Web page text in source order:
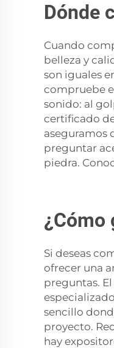
Dónde
Cuando
belleza y
son iguales
compruebe
sonido: al
certificado
aseguramos
preguntar
piedra.
¿Cómo
Si deseas
ofrecer una
preguntas.
sencillo
proyecto.
hay